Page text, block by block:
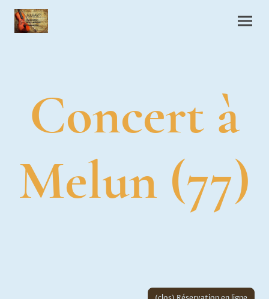
Concert à
Melun (77)